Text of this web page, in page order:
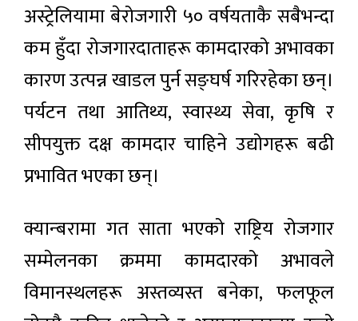
अस्ट्रेलियामा बेरोजगारी ५० वर्षयताकै सबैभन्दा
कम हुँदा रोजगारदाताहरू कामदारको अभावका
कारण उत्पन्न खाडल पुर्न सङ्घर्ष गरिरहेका छन्।
पर्यटन तथा आतिथ्य, स्वास्थ्य सेवा, कृषि र
सीपयुक्त दक्ष कामदार चाहिने उद्योगहरू बढी
प्रभावित भएका छन्।
क्यान्बरामा गत साता भएको राष्ट्रिय रोजगार
सम्मेलनका क्रममा कामदारको अभावले
विमानस्थलहरू अस्तव्यस्त बनेका, फलफूल